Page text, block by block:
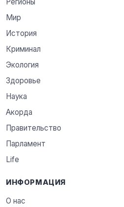
Регионы
Мир
История
Криминал
Экология
Здоровье
Наука
Акорда
Правительство
Парламент
Life
ИНФОРМАЦИЯ
О нас